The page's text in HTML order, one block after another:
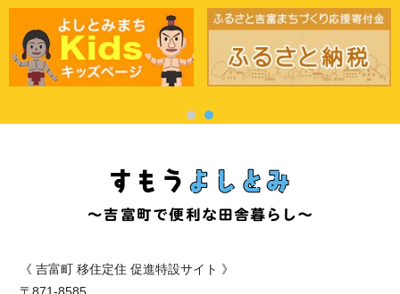
《吉富町 移住定住 促進特設サイト 》